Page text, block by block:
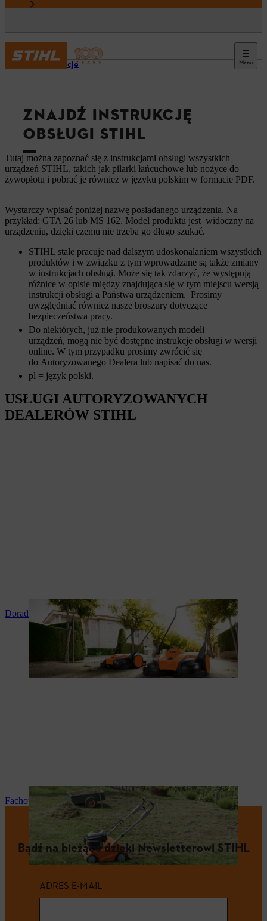
Menu
Informacje
ZNAJDŹ INSTRUKCJĘ
OBSŁUGI STIHL
Tutaj można zapoznać się z instrukcjami obsługi wszystkich
urządzeń STIHL, takich jak pilarki łańcuchowe lub nożyce do
żywopłotu i pobrać je również w języku polskim w formacie PDF.
Wystarczy wpisać poniżej nazwę posiadanego urządzenia. Na
przykład: GTA 26 lub MS 162. Model produktu jest widoczny na
urządzeniu, dzięki czemu nie trzeba go długo szukać.
STIHL stale pracuje nad dalszym udoskonalaniem wszystkich
produktów i w związku z tym wprowadzane są także zmiany
w instrukcjach obsługi. Może się tak zdarzyć, że występują
różnice w opisie między znajdująca się w tym miejscu wersją
instrukcji obsługi a Państwa urządzeniem. Prosimy
uwzględniać również nasze broszury dotyczące
bezpieczeństwa pracy.
Do niektórych, już nie produkowanych modeli
urządzeń, mogą nie być dostępne instrukcje obsługi w wersji
online. W tym przypadku prosimy zwrócić się
do Autoryzowanego Dealera lub napisać do nas.
pl = język polski.
USŁUGI AUTORYZOWANYCH
DEALERÓW STIHL
Doradztwo i instruktaż produktowy
Fachowy serwis i naprawy
Bądź na bieżąco dzięki Newsletterowi STIHL
ADRES E-MAIL